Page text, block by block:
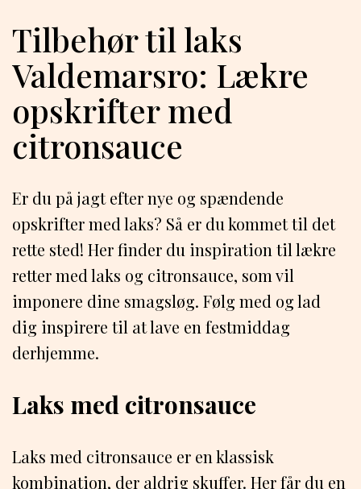
Tilbehør til laks
Valdemarsro: Lækre
opskrifter med
citronsauce
Er du på jagt efter nye og spændende
opskrifter med laks? Så er du kommet til det
rette sted! Her finder du inspiration til lækre
retter med laks og citronsauce, som vil
imponere dine smagsløg. Følg med og lad
dig inspirere til at lave en festmiddag
derhjemme.
Laks med citronsauce
Laks med citronsauce er en klassisk
kombination, der aldrig skuffer. Her får du en